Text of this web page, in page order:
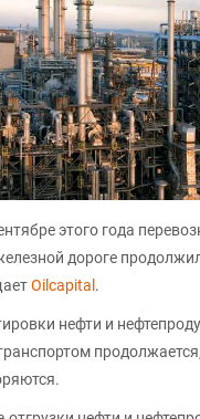
этого года
дороге
Оilcapital .
нефти и